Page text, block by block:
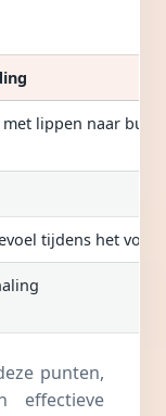
lippen naar
tijdens het
punten,